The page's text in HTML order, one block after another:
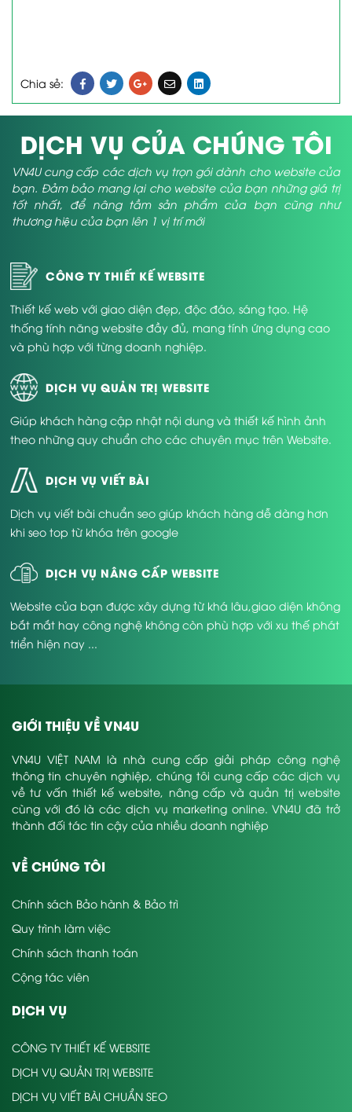
Chia sẻ:
DỊCH VỤ CỦA CHÚNG TÔI
VN4U cung cấp các dịch vụ trọn gói dành cho website của
bạn. Đảm bảo mang lại cho website của bạn những giá trị
tốt nhất, để nâng tầm sản phẩm của bạn cũng như
thương hiệu của bạn lên 1 vị trí mới
CÔNG TY THIẾT KẾ WEBSITE
Thiết kế web với giao diện đẹp, độc đáo, sáng tạo. Hệ
thống tính năng website đầy đủ, mang tính ứng dụng cao
và phù hợp với từng doanh nghiệp.
DỊCH VỤ QUẢN TRỊ WEBSITE
Giúp khách hàng cập nhật nội dung và thiết kế hình ảnh
theo những quy chuẩn cho các chuyên mục trên Website.
DỊCH VỤ VIẾT BÀI
Dịch vụ viết bài chuẩn seo giúp khách hàng dễ dàng hơn
khi seo top từ khóa trên google
DỊCH VỤ NÂNG CẤP WEBSITE
Website của bạn được xây dựng từ khá lâu,giao diện không
bắt mắt hay công nghệ không còn phù hợp với xu thế phát
triển hiện nay ...
GIỚI THIỆU VỀ VN4U
VN4U VIỆT NAM là nhà cung cấp giải pháp công nghệ
thông tin chuyên nghiệp, chúng tôi cung cấp các dịch vụ
về tư vấn thiết kế website, nâng cấp và quản trị website
cùng với đó là các dịch vụ marketing online. VN4U đã trở
thành đối tác tin cậy của nhiều doanh nghiệp
VỀ CHÚNG TÔI
Chính sách Bảo hành & Bảo trì
Quy trình làm việc
Chính sách thanh toán
Cộng tác viên
DỊCH VỤ
CÔNG TY THIẾT KẾ WEBSITE
DỊCH VỤ QUẢN TRỊ WEBSITE
DỊCH VỤ VIẾT BÀI CHUẨN SEO